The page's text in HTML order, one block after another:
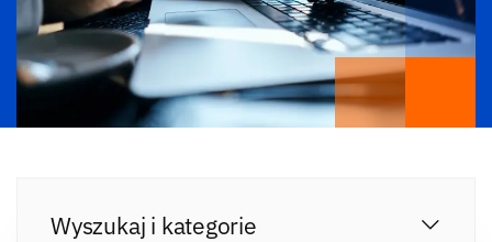
Wyszukaj i kategorie